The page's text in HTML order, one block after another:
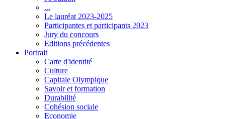
...
Le lauréat 2023-2025
Participantes et participants 2023
Jury du concours
Editions précédentes
Portrait
Carte d'identité
Culture
Capitale Olympique
Savoir et formation
Durabilité
Cohésion sociale
Economie